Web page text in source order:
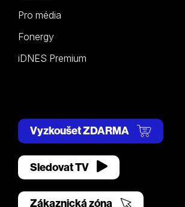
Pro média
Fonergy
iDNES Premium
Vyzkoušet ZDARMA
Sledovat TV
Zákaznická zóna